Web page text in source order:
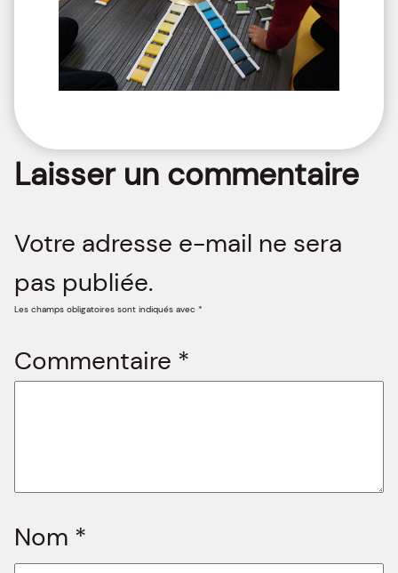
Laisser un commentaire
Votre adresse e-mail ne sera
pas publiée.
Les champs obligatoires sont indiqués avec *
Commentaire *
Nom *